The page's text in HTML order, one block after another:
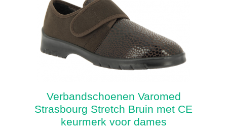
Verbandschoenen Varomed
Strasbourg Stretch Bruin met CE
keurmerk voor dames